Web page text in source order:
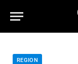
REGION